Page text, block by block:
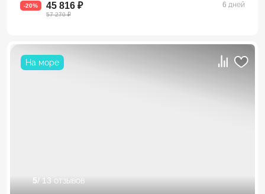
-20% 45 816 ₽
57 270 ₽
6 дней
На море
5/ 13 отзывов